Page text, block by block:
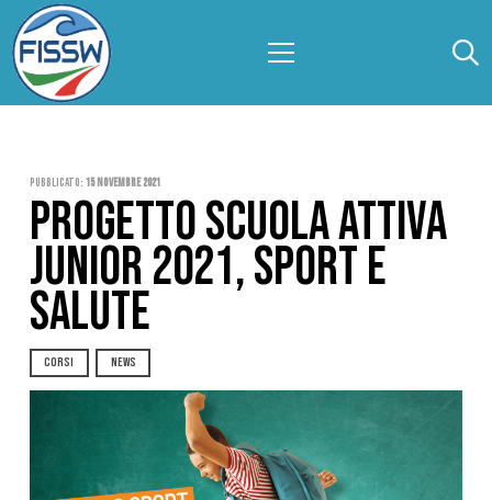
Pubblicato: 15 Novembre 2021
PROGETTO SCUOLA ATTIVA
JUNIOR 2021, SPORT E
SALUTE
CORSI NEWS